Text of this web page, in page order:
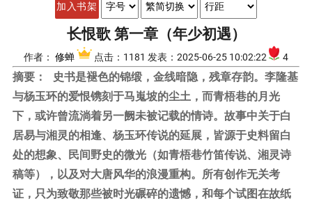
加入书架
长恨歌 第一章（年少初遇）
作者： 修蝉 点击：1181 发表：2025-06-25 10:02:22 4
摘要：
史书是褪色的锦缎，金线暗隐，残章存韵。李隆基
与杨玉环的爱恨镌刻于马嵬坡的尘土，而青梧巷的月光
下，或许曾流淌着另一阙未被记载的情诗。故事中关于白
居易与湘灵的相逢、杨玉环传说的延展，皆源于史料留白
处的想象、民间野史的微光（如青梧巷竹笛传说、湘灵诗
稿等），以及对大唐风华的浪漫重构。所有创作无关考
证，只为致敬那些被时光碾碎的遗憾，和每个试图在故纸